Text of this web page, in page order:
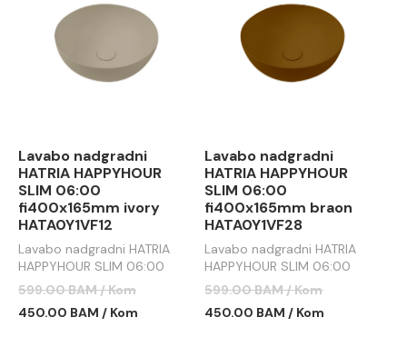
Lavabo nadgradni
HATRIA HAPPYHOUR
SLIM 06:00
fi400x165mm ivory
HATA0Y1VF12
Lavabo nadgradni HATRIA
HAPPYHOUR SLIM 06:00
fi400x165mm ivory
599.00 BAM / Kom
450.00 BAM / Kom
Lavabo nadgradni
HATRIA HAPPYHOUR
SLIM 06:00
fi400x165mm braon
HATA0Y1VF28
Lavabo nadgradni HATRIA
HAPPYHOUR SLIM 06:00
fi400x165mm braon
599.00 BAM / Kom
450.00 BAM / Kom